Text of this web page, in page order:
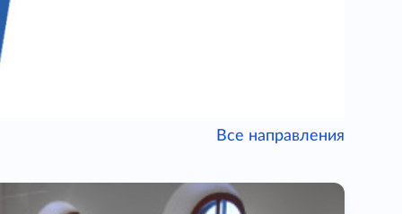
Все направления